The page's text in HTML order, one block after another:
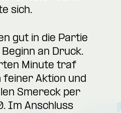
sich.
gut in die Partie
an Druck.
Minute traf
feiner Aktion und
Smereck per
Im Anschluss